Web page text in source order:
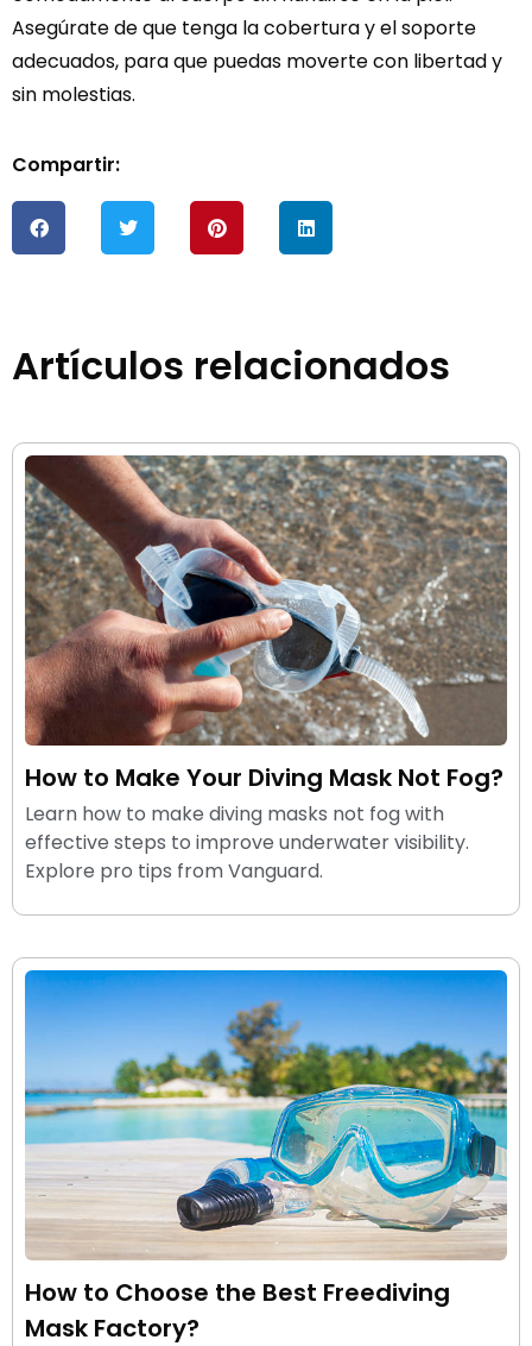
Asegúrate de que tenga la cobertura y el soporte
adecuados, para que puedas moverte con libertad y
sin molestias.
Compartir:
Artículos relacionados
How to Make Your Diving Mask Not Fog?
Learn how to make diving masks not fog with
effective steps to improve underwater visibility.
Explore pro tips from Vanguard.
How to Choose the Best Freediving
Mask Factory?